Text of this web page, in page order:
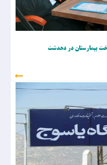
بیمارستان در دهدشت